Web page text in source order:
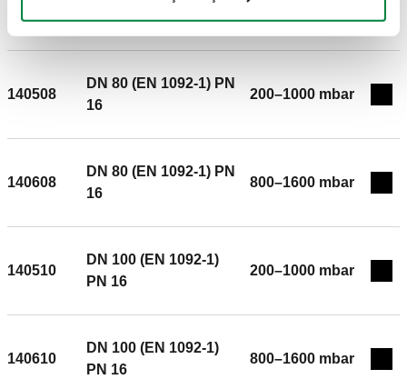
aralığı: 200–1000 mbar. Maksimum glikol yüzdesi: 50 %.
16
800–1600 mbar
140508
DN 80 (EN 1092-1) PN
16
200–1000 mbar
140608
DN 80 (EN 1092-1) PN
16
800–1600 mbar
140510
DN 100 (EN 1092-1)
PN 16
200–1000 mbar
140610
DN 100 (EN 1092-1)
PN 16
800–1600 mbar